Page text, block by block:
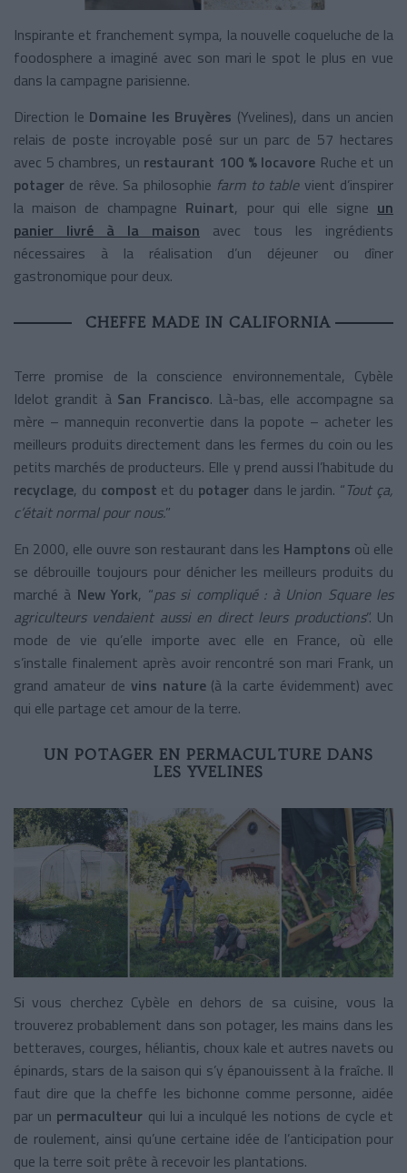
Inspirante et franchement sympa, la nouvelle coqueluche de la
foodosphere a imaginé avec son mari le spot le plus en vue
dans la campagne parisienne.
Direction le Domaine les Bruyères (Yvelines), dans un ancien
relais de poste incroyable posé sur un parc de 57 hectares
avec 5 chambres, un restaurant 100 % locavore Ruche et un
potager de rêve. Sa philosophie farm to tablevient d’inspirer
la maison de champagne Ruinart, pour qui elle signe un
panier livré à la maison avec tous les ingrédients
nécessaires à la réalisation d’un déjeuner ou dîner
gastronomique pour deux.
CHEFFE MADE IN CALIFORNIA
Terre promise de la conscience environnementale, Cybèle
Idelot grandit àSan Francisco. Là-bas, elle accompagne sa
mère – mannequin reconvertie dans la popote – acheter les
meilleurs produits directement dans les fermes du coin ou les
petits marchés de producteurs. Elle y prend aussi l’habitude du
recyclage, du compost et du potager dans le jardin. “Tout ça,
c’était normal pour nous.”
En 2000, elle ouvre son restaurant dans les Hamptons où elle
se débrouille toujours pour dénicher les meilleurs produits du
marché à New York, “pas si compliqué : à Union Square les
agriculteurs vendaient aussi en direct leurs productions”. Un
mode de vie qu’elle importe avec elle en France, où elle
s’installe finalement après avoir rencontré son mari Frank, un
grand amateur de vins nature(à la carte évidemment) avec
qui elle partage cet amour de la terre.
UN POTAGER EN PERMACULTURE DANS
LES YVELINES
Si vous cherchez Cybèle en dehors de sa cuisine, vous la
trouverez probablement dans son potager, les mains dans les
betteraves, courges, héliantis, choux kale et autres navets ou
épinards, stars de la saison qui s’y épanouissent à la fraîche. Il
faut dire que la cheffe les bichonne comme personne, aidée
par un permaculteur qui lui a inculqué les notions de cycle et
de roulement, ainsi qu’une certaine idée de l’anticipation pour
que la terre soit prête à recevoir les plantations.